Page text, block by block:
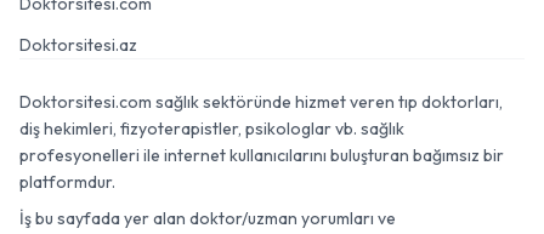
Doktorsitesi.az
Doktorsitesi.com sağlık sektöründe hizmet veren tıp doktorları,
diş hekimleri, fizyoterapistler, psikologlar vb. sağlık
profesyonelleri ile internet kullanıcılarını buluşturan bağımsız bir
platformdur.
İş bu sayfada yer alan doktor/uzman yorumları ve